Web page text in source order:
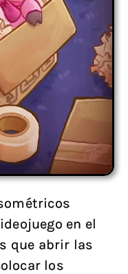
en el
que abrir las
los